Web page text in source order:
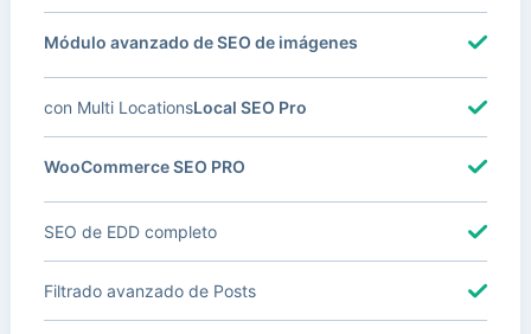
Módulo avanzado de SEO de imágenes
Local SEO Pro
con Multi Locations
WooCommerce SEO PRO
SEO de EDD completo
Filtrado avanzado de Posts